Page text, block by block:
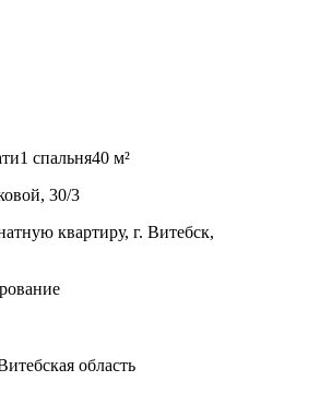
1 спальня40 м²
30/3
квартиру, г. Витебск,
область